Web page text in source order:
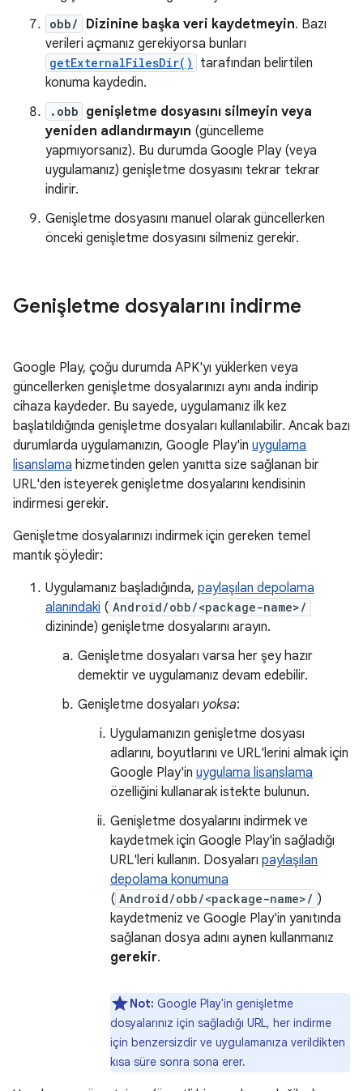
obb/ Dizinine başka veri kaydetmeyin. Bazı
verileri açmanız gerekiyorsa bunları
getExternalFilesDir()
tarafından belirtilen
konuma kaydedin.
.obb genişletme dosyasını silmeyin veya
yeniden adlandırmayın (güncelleme
yapmıyorsanız). Bu durumda Google Play (veya
uygulamanız) genişletme dosyasını tekrar tekrar
indirir.
Genişletme dosyasını manuel olarak güncellerken
önceki genişletme dosyasını silmeniz gerekir.
Genişletme dosyalarını indirme
Google Play, çoğu durumda APK'yı yüklerken veya
güncellerken genişletme dosyalarınızı aynı anda indirip
cihaza kaydeder. Bu sayede, uygulamanız ilk kez
başlatıldığında genişletme dosyaları kullanılabilir. Ancak bazı
durumlarda uygulamanızın, Google Play'in uygulama
lisanslama hizmetinden gelen yanıtta size sağlanan bir
URL'den isteyerek genişletme dosyalarını kendisinin
indirmesi gerekir.
Genişletme dosyalarınızı indirmek için gereken temel
mantık şöyledir:
Uygulamanız başladığında, paylaşılan depolama
alanındaki ( Android/obb/<package-name>/
dizininde) genişletme dosyalarını arayın.
Genişletme dosyaları varsa her şey hazır
demektir ve uygulamanız devam edebilir.
Genişletme dosyaları yoksa:
Uygulamanızın genişletme dosyası
adlarını, boyutlarını ve URL'lerini almak için
Google Play'in uygulama lisanslama
özelliğini kullanarak istekte bulunun.
Genişletme dosyalarını indirmek ve
kaydetmek için Google Play'in sağladığı
URL'leri kullanın. Dosyaları paylaşılan
depolama konumuna
( Android/obb/<package-name>/ )
kaydetmeniz ve Google Play'in yanıtında
sağlanan dosya adını aynen kullanmanız
gerekir.
Not: Google Play'in genişletme
dosyalarınız için sağladığı URL, her indirme
için benzersizdir ve uygulamanıza verildikten
kısa süre sonra sona erer.